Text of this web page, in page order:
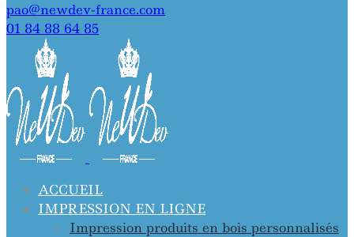
pao@newdev-france.com
01 84 88 64 85
ACCUEIL
IMPRESSION EN LIGNE
Impression produits en bois personnalisés